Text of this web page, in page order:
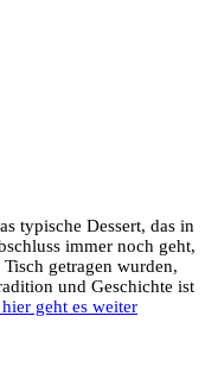
typische Dessert, das in
immer noch geht,
getragen wurden,
und Geschichte ist
geht es weiter